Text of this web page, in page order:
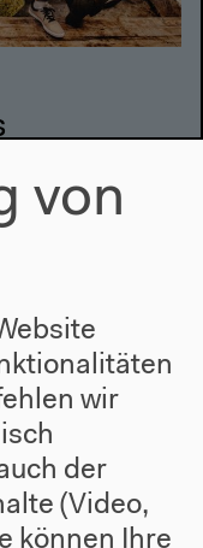
von
wir
der
(Video,
können Ihre